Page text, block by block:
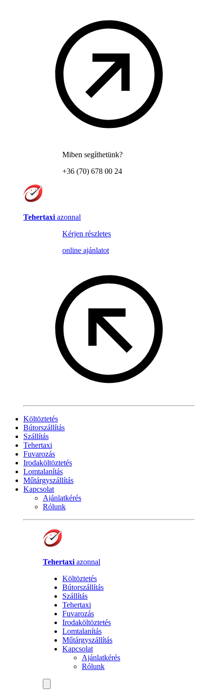
Miben segíthetünk?
+36 (70) 678 00 24
Tehertaxi azonnal
Kérjen részletes
online ajánlatot
Költöztetés
Bútorszállítás
Szállítás
Tehertaxi
Fuvarozás
Irodaköltöztetés
Lomtalanítás
Műtárgyszállítás
Kapcsolat
Ajánlatkérés
Rólunk
Tehertaxi azonnal
Költöztetés
Bútorszállítás
Szállítás
Tehertaxi
Fuvarozás
Irodaköltöztetés
Lomtalanítás
Műtárgyszállítás
Kapcsolat
Ajánlatkérés
Rólunk